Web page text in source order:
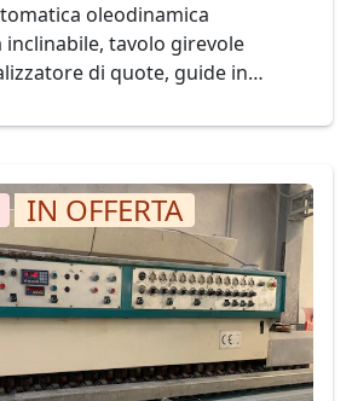
oleodinamica
inclinabile, tavolo girevole
di quote, guide in
IN OFFERTA